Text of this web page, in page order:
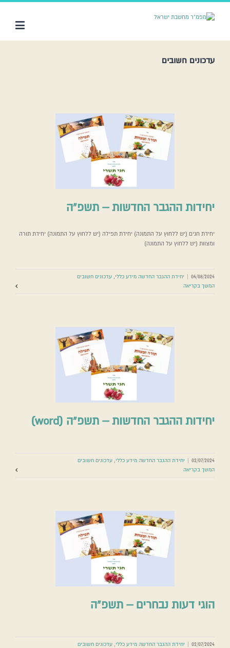
עדכונים חשובים
יחידות ההגבר החדשות – תשפ”ה
יחידת חגים (יש ללחוץ על התמונה) יחידת תפילה (יש ללחוץ על התמונה) יחידת תורה
ומצוות (יש ללחוץ על התמונה)
04/08/2024
| יחידת ההגבר החדשה מידע כללי, עדכונים חשובים
המשך בקריאה
יחידות ההגבר החדשות – תשפ”ה (word)
02/07/2024
| יחידת ההגבר החדשה מידע כללי, עדכונים חשובים
המשך בקריאה
הוגי דעות נבחרים – תשפ”ה
02/07/2024
| יחידת ההגבר החדשה מידע כללי, עדכונים חשובים